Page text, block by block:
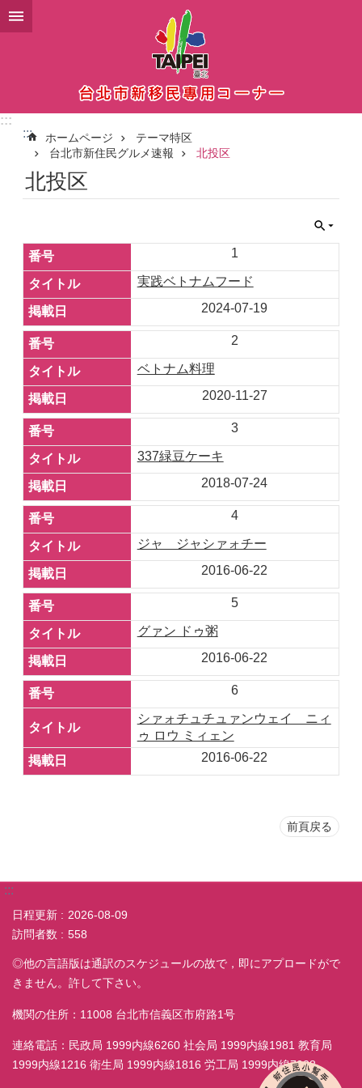
メインコンテンツブロックにスキップ
:::
:::
ホームページ
テーマ特区
台北市新住民グルメ速報
北投区
北投区
1
実践ベトナムフード
2024-07-19
2
ベトナム料理
2020-11-27
3
337緑豆ケーキ
2018-07-24
4
ジャ ジャシァォチー
2016-06-22
5
グァン ドゥ粥
2016-06-22
6
シァォチュチュァンウェイ ニィ
ゥ ロウ ミィェン
2016-06-22
前頁戻る
:::
日程更新
2026-08-09
訪問者数
558
◎他の言語版は通訳のスケジュールの故で，即にアプロードがで
きません。許して下さい。
機関の住所：11008 台北市信義区市府路1号
連絡電話：民政局 1999内線6260 社会局 1999内線1981 教育局
1999内線1216 衛生局 1999内線1816 労工局 1999内線7038